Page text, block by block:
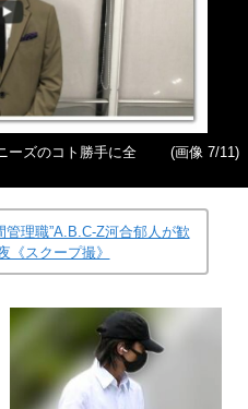
ーズのコト勝手に全
(画像 7/11)
管理職”A.B.C-Z河合郁人が歓
《スクープ撮》